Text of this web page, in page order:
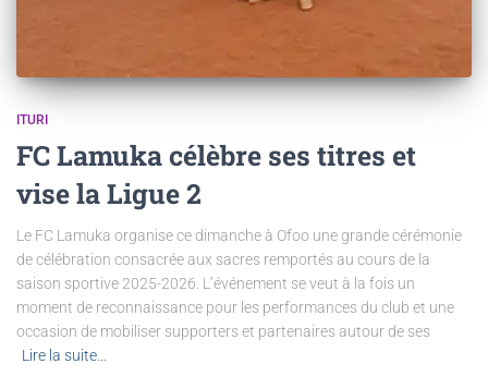
ITURI
FC Lamuka célèbre ses titres et
vise la Ligue 2
Le FC Lamuka organise ce dimanche à Ofoo une grande cérémonie
de célébration consacrée aux sacres remportés au cours de la
saison sportive 2025-2026. L’événement se veut à la fois un
moment de reconnaissance pour les performances du club et une
occasion de mobiliser supporters et partenaires autour de ses
Lire la suite…